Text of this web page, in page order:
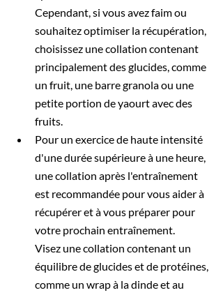
Cependant, si vous avez faim ou
souhaitez optimiser la récupération,
choisissez une collation contenant
principalement des glucides, comme
un fruit, une barre granola ou une
petite portion de yaourt avec des
fruits.
Pour un exercice de haute intensité
d'une durée supérieure à une heure,
une collation après l'entraînement
est recommandée pour vous aider à
récupérer et à vous préparer pour
votre prochain entraînement.
Visez une collation contenant un
équilibre de glucides et de protéines,
comme un wrap à la dinde et au